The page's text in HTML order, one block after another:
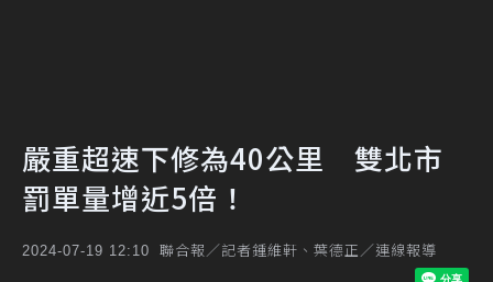
嚴重超速下修為40公里 雙北市
罰單量增近5倍！
2024-07-19 12:10 聯合報／記者鍾維軒、葉德正／連線報導